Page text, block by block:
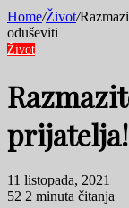
Home/Život/
oduševiti
Život
11 listopada, 2021
52 2 minuta čitanja